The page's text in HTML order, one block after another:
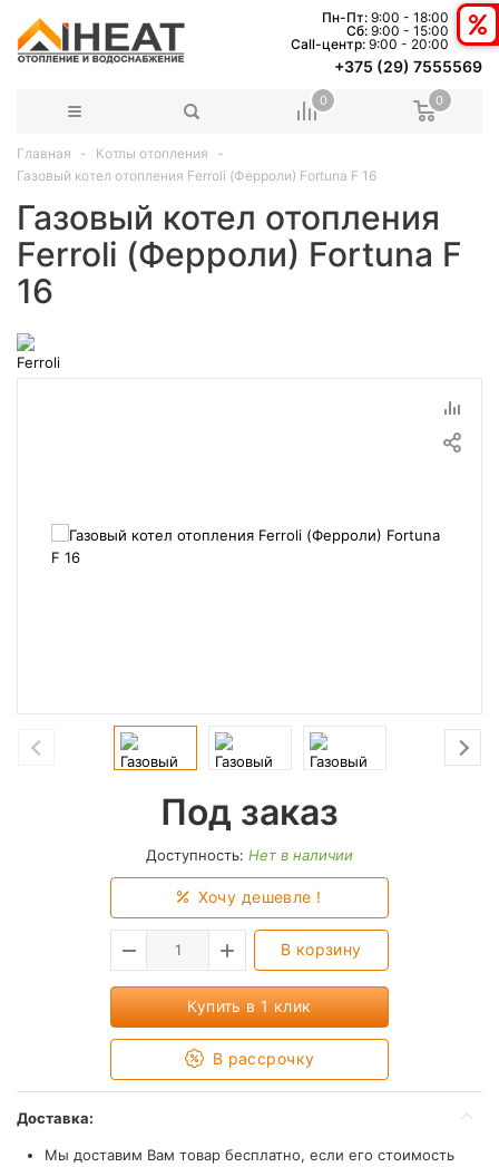
Пн-Пт: 9:00 - 18:00
Сб: 9:00 - 15:00
Сall-центр: 9:00 - 20:00
+375 (29) 7555569
0 0
Главная
Котлы отопления
Газовый котел отопления Ferroli (Ферроли) Fortuna F 16
Газовый котел отопления
Ferroli (Ферроли) Fortuna F
16
Под заказ
Доступность: Нет в наличии
Хочу дешевле !
В корзину
Купить в 1 клик
В рассрочку
Доставка:
Мы доставим Вам товар бесплатно, если его стоимость